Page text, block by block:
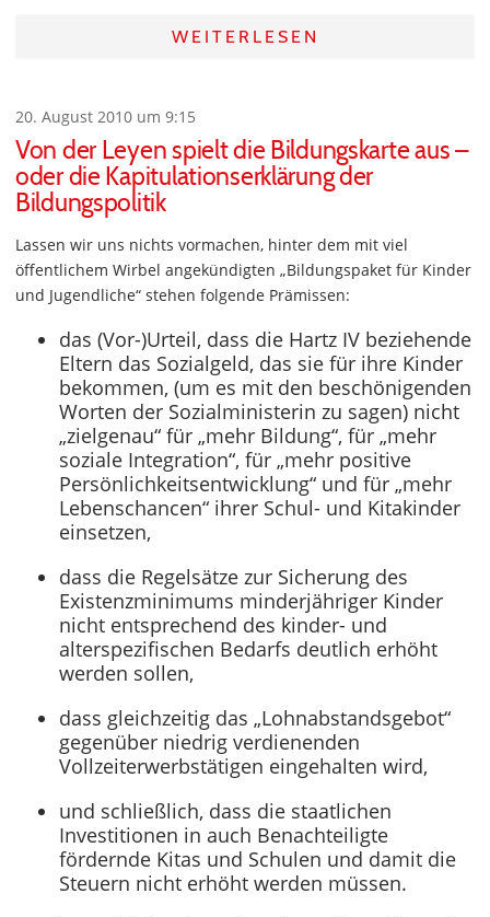
WEITERLESEN
20. August 2010 um 9:15
Von der Leyen spielt die Bildungskarte aus –
oder die Kapitulationserklärung der
Bildungspolitik
Lassen wir uns nichts vormachen, hinter dem mit viel
öffentlichem Wirbel angekündigten „Bildungspaket für Kinder
und Jugendliche“ stehen folgende Prämissen:
das (Vor-)Urteil, dass die Hartz IV beziehende
Eltern das Sozialgeld, das sie für ihre Kinder
bekommen, (um es mit den beschönigenden
Worten der Sozialministerin zu sagen) nicht
„zielgenau“ für „mehr Bildung“, für „mehr
soziale Integration“, für „mehr positive
Persönlichkeitsentwicklung“ und für „mehr
Lebenschancen“ ihrer Schul- und Kitakinder
einsetzen,
dass die Regelsätze zur Sicherung des
Existenzminimums minderjähriger Kinder
nicht entsprechend des kinder- und
alterspezifischen Bedarfs deutlich erhöht
werden sollen,
dass gleichzeitig das „Lohnabstandsgebot“
gegenüber niedrig verdienenden
Vollzeiterwerbstätigen eingehalten wird,
und schließlich, dass die staatlichen
Investitionen in auch Benachteiligte
fördernde Kitas und Schulen und damit die
Steuern nicht erhöht werden müssen.